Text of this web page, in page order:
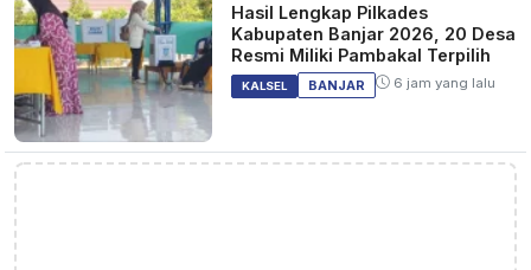
Hasil Lengkap Pilkades
Kabupaten Banjar 2026, 20 Desa
Resmi Miliki Pambakal Terpilih
KALSEL BANJAR 6 jam yang lalu